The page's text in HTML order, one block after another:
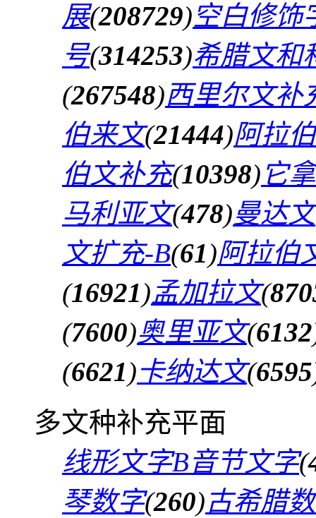
展(208729)空白修饰
号(314253)希腊文和
(267548)西里尔文补
伯来文(21444)阿拉
伯文补充(10398) 它
马利亚文(478)曼达文
文扩充-B(61)阿拉伯
(16921)孟加拉文(
(7600)奥里亚文(6132
(6621)卡纳达文(6595
多文种补充平面
线形文字B音节文字(
琴数字(260)古希腊